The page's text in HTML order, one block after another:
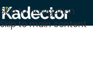
Skip to navigation
Skip to main content